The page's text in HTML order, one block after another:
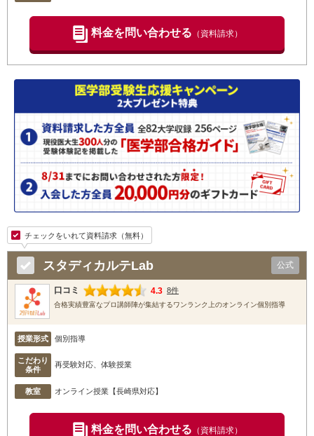
料金を問い合わせる （資料請求）
チェックをいれて資料請求（無料）
スタディカルテLab 公式
口コミ 4.3 8件
合格実績豊富なプロ講師陣が集結するワンランク上のオンライン個別指導
授業形式 個別指導
こだわり
条件
再受験対応、体験授業
教室 オンライン授業【長崎県対応】
料金を問い合わせる （資料請求）